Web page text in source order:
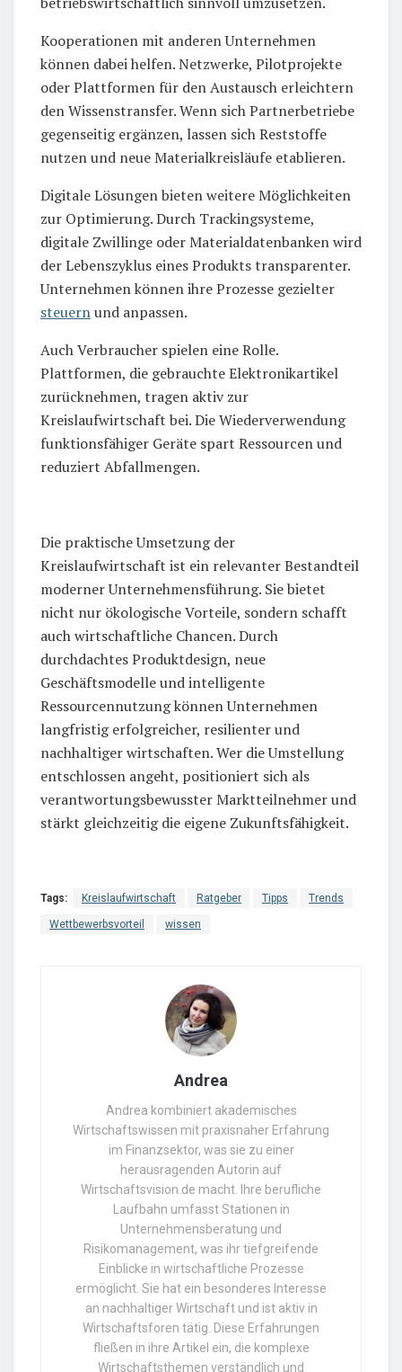
Kooperationen mit anderen Unternehmen
können dabei helfen. Netzwerke, Pilotprojekte
oder Plattformen für den Austausch erleichtern
den Wissenstransfer. Wenn sich Partnerbetriebe
gegenseitig ergänzen, lassen sich Reststoffe
nutzen und neue Materialkreisläufe etablieren.
Digitale Lösungen bieten weitere Möglichkeiten
zur Optimierung. Durch Trackingsysteme,
digitale Zwillinge oder Materialdatenbanken wird
der Lebenszyklus eines Produkts transparenter.
Unternehmen können ihre Prozesse gezielter
steuernund anpassen.
Auch Verbraucher spielen eine Rolle.
Plattformen, die gebrauchte Elektronikartikel
zurücknehmen, tragen aktiv zur
Kreislaufwirtschaft bei. Die Wiederverwendung
funktionsfähiger Geräte spart Ressourcen und
reduziert Abfallmengen.
Die praktische Umsetzung der
Kreislaufwirtschaft ist ein relevanter Bestandteil
moderner Unternehmensführung. Sie bietet
nicht nur ökologische Vorteile, sondern schafft
auch wirtschaftliche Chancen. Durch
durchdachtes Produktdesign, neue
Geschäftsmodelle und intelligente
Ressourcennutzung können Unternehmen
langfristig erfolgreicher, resilienter und
nachhaltiger wirtschaften. Wer die Umstellung
entschlossen angeht, positioniert sich als
verantwortungsbewusster Marktteilnehmer und
stärkt gleichzeitig die eigene Zukunftsfähigkeit.
Tags: Kreislaufwirtschaft Ratgeber Tipps Trends
Wettbewerbsvorteil wissen
Andrea
Andrea kombiniert akademisches
Wirtschaftswissen mit praxisnaher Erfahrung
im Finanzsektor, was sie zu einer
herausragenden Autorin auf
Wirtschaftsvision.de macht. Ihre berufliche
Laufbahn umfasst Stationen in
Unternehmensberatung und
Risikomanagement, was ihr tiefgreifende
Einblicke in wirtschaftliche Prozesse
ermöglicht. Sie hat ein besonderes Interesse
an nachhaltiger Wirtschaft und ist aktiv in
Wirtschaftsforen tätig. Diese Erfahrungen
fließen in ihre Artikel ein, die komplexe
Wirtschaftsthemen verständlich und